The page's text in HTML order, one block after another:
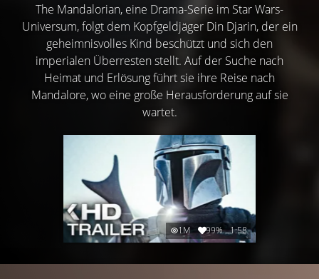
The Mandalorian, eine Drama-Serie im Star Wars-
Universum, folgt dem Kopfgeldjäger Din Djarin, der ein
geheimnisvolles Kind beschützt und sich den
imperialen Überresten stellt. Auf der Suche nach
Heimat und Erlösung führt sie ihre Reise nach
Mandalore, wo eine große Herausforderung auf sie
wartet.
1M 99% 1:58